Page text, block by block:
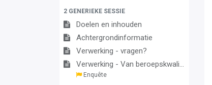
2 GENERIEKE SESSIE
Doelen en inhouden
Achtergrondinformatie
Verwerking - vragen?
Verwerking - Van beroepskwalificatie naar leerplan
Enquête